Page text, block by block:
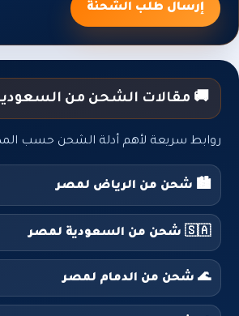
إرسال طلب الشحنة
🚚 مقالات الشحن من
روابط سريعة لأهم أدلة الشحن حسب
🏙️ شحن من الرياض لمصر
🇸🇦 شحن من السعودية لمصر
🌊 شحن من الدمام لمصر